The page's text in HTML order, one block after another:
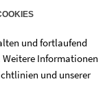
und fortlaufend
Weitere Informationen
und unserer